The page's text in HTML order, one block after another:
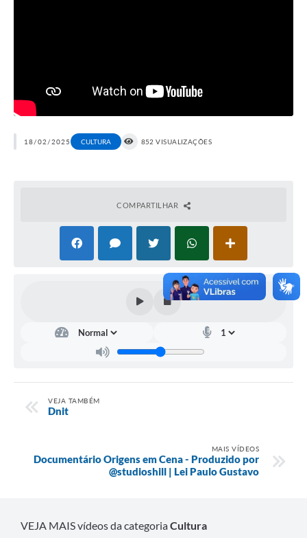
18/02/2025 CULTURA 852 VISUALIZAÇÕES
COMPARTILHAR
VEJA TAMBÉM
Dnit
MAIS VÍDEOS
Documentário Origens em Cena - Produzido por
@studioshill | Lei Paulo Gustavo
VEJA MAIS vídeos da categoriaCultura